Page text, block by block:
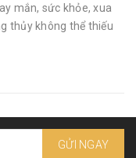
mắn, sức khỏe, xua
thủy không thể thiếu
GỬI NGAY